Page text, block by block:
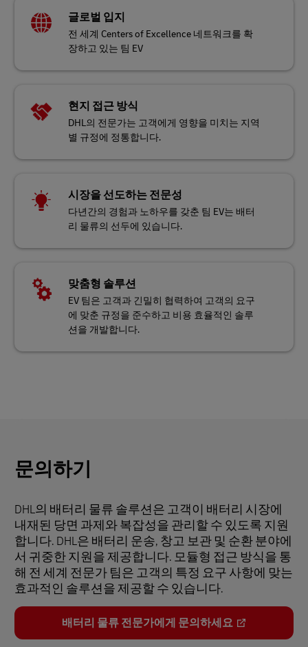
글로벌 입지
전 세계 Centers of Excellence 네트워크를 확
장하고 있는 팀 EV
현지 접근 방식
DHL의 전문가는 고객에게 영향을 미치는 지역
별 규정에 정통합니다.
시장을 선도하는 전문성
다년간의 경험과 노하우를 갖춘 팀 EV는 배터
리 물류의 선두에 있습니다.
맞춤형 솔루션
EV 팀은 고객과 긴밀히 협력하여 고객의 요구
에 맞춘 규정을 준수하고 비용 효율적인 솔루
션을 개발합니다.
문의하기
DHL의 배터리 물류 솔루션은 고객이 배터리 시장에
내재된 당면 과제와 복잡성을 관리할 수 있도록 지원
합니다. DHL은 배터리 운송, 창고 보관 및 순환 분야에
서 귀중한 지원을 제공합니다. 모듈형 접근 방식을 통
해 전 세계 전문가 팀은 고객의 특정 요구 사항에 맞는
효과적인 솔루션을 제공할 수 있습니다.
배터리 물류 전문가에게 문의하세요